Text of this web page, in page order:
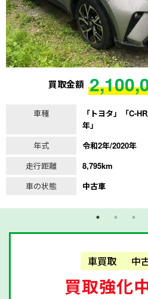
買取金額
車種
「トヨタ」「C-
年」
年式
令和2年/2020年
走行距離
8,795km
車の状態
中古車
車買取 中
買取強化